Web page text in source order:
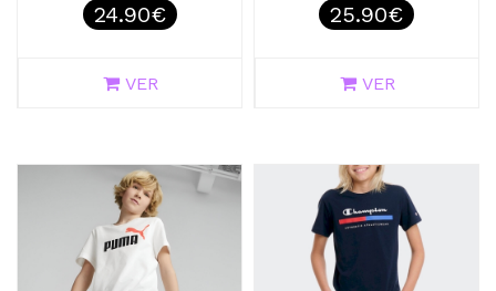
24.90€
VER
25.90€
VER